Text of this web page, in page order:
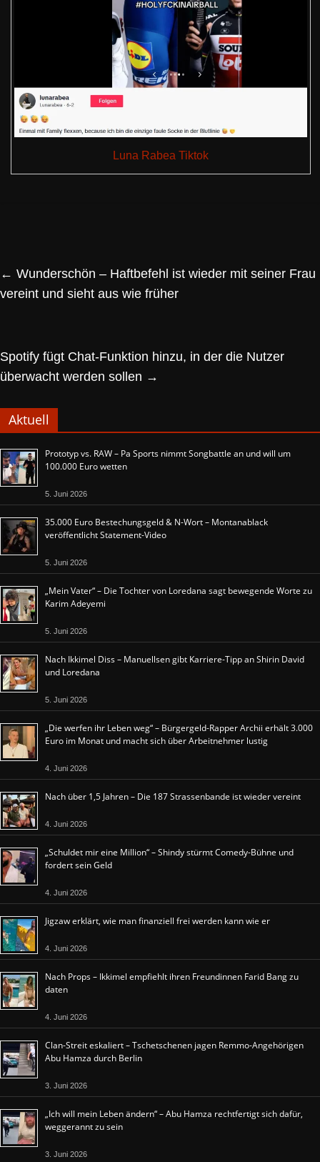
Luna Rabea Tiktok
← Wunderschön – Haftbefehl ist wieder mit seiner Frau
vereint und sieht aus wie früher
Spotify fügt Chat-Funktion hinzu, in der die Nutzer
überwacht werden sollen →
Aktuell
Prototyp vs. RAW – Pa Sports nimmt Songbattle an und will um
100.000 Euro wetten
5. Juni 2026
35.000 Euro Bestechungsgeld & N-Wort – Montanablack
veröffentlicht Statement-Video
5. Juni 2026
„Mein Vater“ – Die Tochter von Loredana sagt bewegende Worte zu
Karim Adeyemi
5. Juni 2026
Nach Ikkimel Diss – Manuellsen gibt Karriere-Tipp an Shirin David
und Loredana
5. Juni 2026
„Die werfen ihr Leben weg“ – Bürgergeld-Rapper Archii erhält 3.000
Euro im Monat und macht sich über Arbeitnehmer lustig
4. Juni 2026
Nach über 1,5 Jahren – Die 187 Strassenbande ist wieder vereint
4. Juni 2026
„Schuldet mir eine Million“ – Shindy stürmt Comedy-Bühne und
fordert sein Geld
4. Juni 2026
Jigzaw erklärt, wie man finanziell frei werden kann wie er
4. Juni 2026
Nach Props – Ikkimel empfiehlt ihren Freundinnen Farid Bang zu
daten
4. Juni 2026
Clan-Streit eskaliert – Tschetschenen jagen Remmo-Angehörigen
Abu Hamza durch Berlin
3. Juni 2026
„Ich will mein Leben ändern“ – Abu Hamza rechtfertigt sich dafür,
weggerannt zu sein
3. Juni 2026